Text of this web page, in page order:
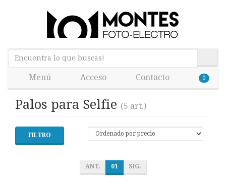
Menú Acceso Contacto 0
Palos para Selfie (5 art.)
FILTRO
ANT. 01 SIG.